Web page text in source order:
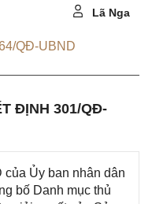
Lã Nga
QĐ-UBND
ĐỊNH 301/QĐ-
Ủy ban nhân dân
bố Danh mục thủ